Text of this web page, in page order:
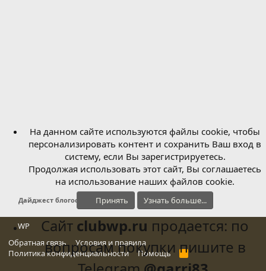
Дайджест блогосферы
WP
Обратная связь
Условия и правила
Политика конфиденциальности
Помощь
R
S
На данном сайте используются файлы cookie, чтобы
персонализировать контент и сохранить Ваш вход в
систему, если Вы зарегистрируетесь.
Продолжая использовать этот сайт, Вы соглашаетесь
на использование наших файлов cookie.
Принять Узнать больше...
Сайт clubwp.ru продается: по
вопросам покупки пишите в